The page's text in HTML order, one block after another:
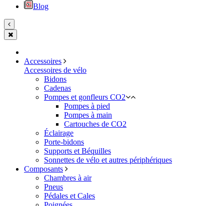
Blog
Accessoires
Accessoires de vélo
Bidons
Cadenas
Pompes et gonfleurs CO2
Pompes à pied
Pompes à main
Cartouches de CO2
Éclairage
Porte-bidons
Supports et Béquilles
Sonnettes de vélo et autres périphériques
Composants
Chambres à air
Pneus
Pédales et Cales